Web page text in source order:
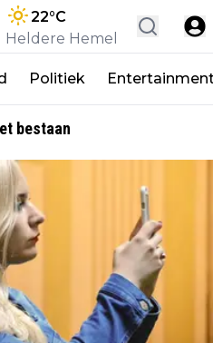
22°C
Heldere Hemel
Politiek
bestaan